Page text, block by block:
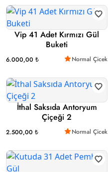
Vip 41 Adet Kırmızı Gül
Buketi
6.000,00 ₺ Normal Çicek
İthal Saksıda Antoryum
Çiçeği 2
2.500,00 ₺ Normal Çicek